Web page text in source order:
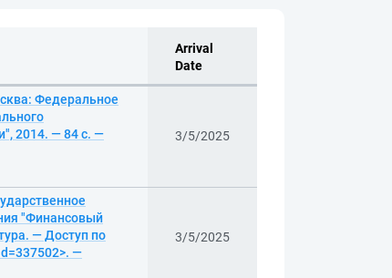
Arrival
Date
Федеральное
2014. — 84 с. —
3/5/2025
"Финансовый
— Доступ по
—
3/5/2025